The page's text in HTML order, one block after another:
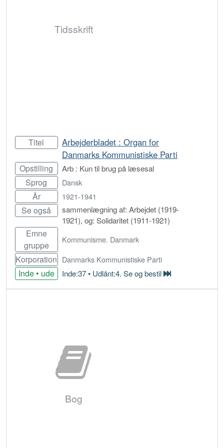
Tidsskrift
Titel
Arbejderbladet : Organ for
Danmarks Kommunistiske Parti
Opstilling Arb : Kun til brug på læsesal
Sprog Dansk
År 1921-1941
Se også
sammenlægning af: Arbejdet (1919-
1921), og: Solidaritet (1911-1921)
Emne
gruppe
Kommunisme. Danmark
Korporation Danmarks Kommunistiske Parti
Inde • ude Inde:37 • Udlånt:4. Se og bestil
Bestil
Bog